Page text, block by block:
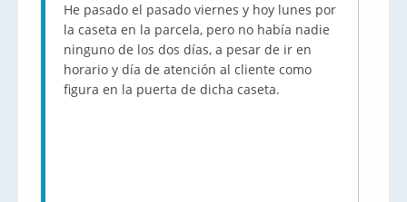
He pasado el pasado viernes y hoy lunes por
la caseta en la parcela, pero no había nadie
ninguno de los dos días, a pesar de ir en
horario y día de atención al cliente como
figura en la puerta de dicha caseta.